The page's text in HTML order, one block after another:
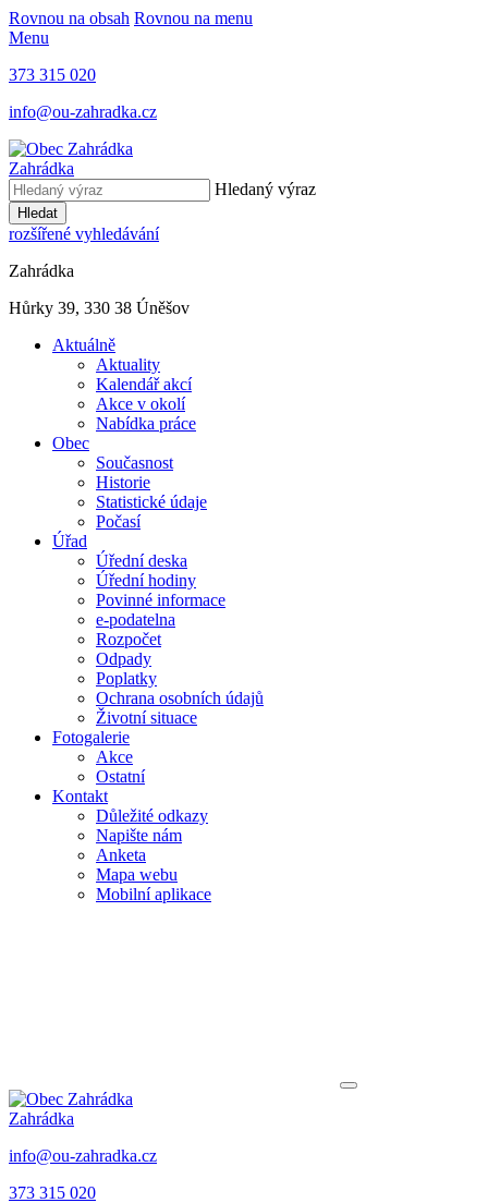
Rovnou na obsah Rovnou na menu
Menu
373 315 020
info@ou-zahradka.cz
Zahrádka
Hledaný výraz
Hledat
rozšířené vyhledávání
Zahrádka
Hůrky 39, 330 38 Úněšov
Aktuálně
Aktuality
Kalendář akcí
Akce v okolí
Nabídka práce
Obec
Současnost
Historie
Statistické údaje
Počasí
Úřad
Úřední deska
Úřední hodiny
Povinné informace
e-podatelna
Rozpočet
Odpady
Poplatky
Ochrana osobních údajů
Životní situace
Fotogalerie
Akce
Ostatní
Kontakt
Důležité odkazy
Napište nám
Anketa
Mapa webu
Mobilní aplikace
Zahrádka
info@ou-zahradka.cz
373 315 020